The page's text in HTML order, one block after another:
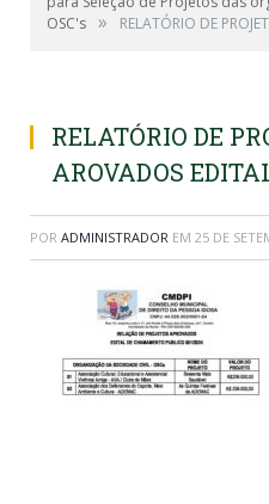
OSC's » RELATÓRIO DE
RELATÓRIO DE
AROVADOS
POR ADMINISTRADOR EM 25 DE